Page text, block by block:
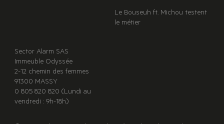
Le Bouseuh ft. Michou testent
le métier
Sector Alarm SAS
Immeuble Odyssée
2-12 chemin des femmes
91300 MASSY
0 805 820 820 (Lundi au
vendredi : 9h-18h)